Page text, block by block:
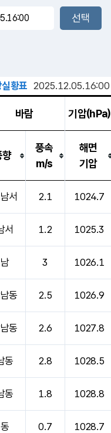
장호원
황표 2025.12.05.16:00
바람 기압(hPa)
향
풍속
m/s
해면
기압
서 2.1 1024.7
서 1.2 1025.3
남 3 1026.1
동 2.5 1026.9
동 2.6 1027.8
동 2.8 1028.5
동 1.8 1028.8
동 0.7 1028.7